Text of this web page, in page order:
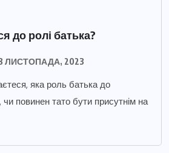
до ролі батька?
ЛИСТОПАДА, 2023
яка роль батька до
повинен тато бути присутнім на